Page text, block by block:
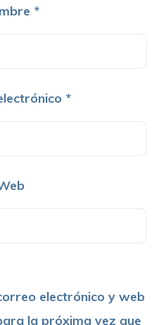
*
*
electrónico y web
la próxima vez que